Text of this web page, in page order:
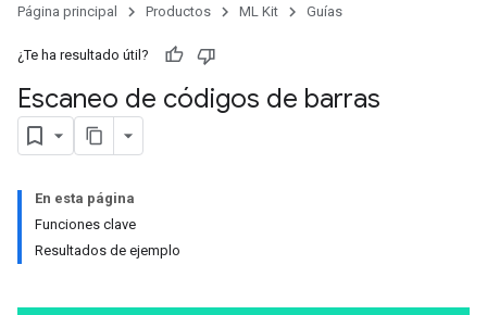
Página principal Productos ML Kit Guías
¿Te ha resultado útil?
Escaneo de códigos de barras
En esta página
Funciones clave
Resultados de ejemplo